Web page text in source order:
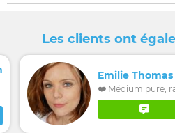
Les clients ont
Emilie Thomas
❤️ Médium pure,